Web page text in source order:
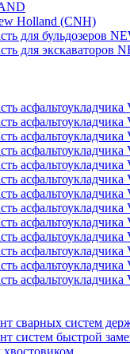
Holland (CNH)
для бульдозеров
для
асфальтоукладчика
асфальтоукладчика
асфальтоукладчика
асфальтоукладчика
асфальтоукладчика
асфальтоукладчика
асфальтоукладчика
асфальтоукладчика
асфальтоукладчика
асфальтоукладчика
асфальтоукладчика
асфальтоукладчика
асфальтоукладчика
сварных систем
систем быстрой